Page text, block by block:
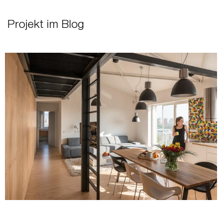
Projekt im Blog